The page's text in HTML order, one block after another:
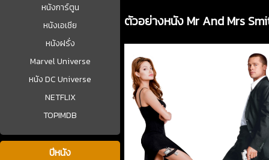
หนังการ์ตูน
หนังเอเชีย
หนังฝรั่ง
Marvel Universe
หนัง DC Universe
NETFLIX
TOPIMDB
ปีหนัง
ตัวอย่างหนัง Mr And Mrs